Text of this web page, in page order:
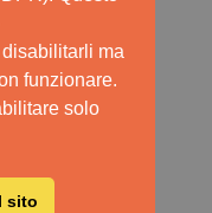
ma
funzionare.
solo
sito